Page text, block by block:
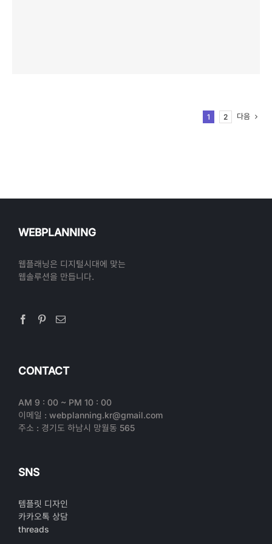
1 2 다음
WEBPLANNING
웹플래닝은 디지털시대에 맞는
웹솔루션을 만듭니다.
CONTACT
AM 9 : 00 ~ PM 10 : 00
이메일 : webplanning.kr@gmail.com
주소 : 경기도 하남시 망월동 565
SNS
템플릿 디자인
카카오톡 상담
threads